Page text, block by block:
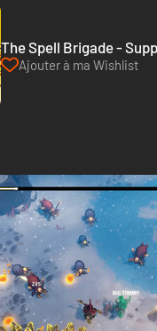
The Spell Brigade -
Ajouter à ma Wishlist